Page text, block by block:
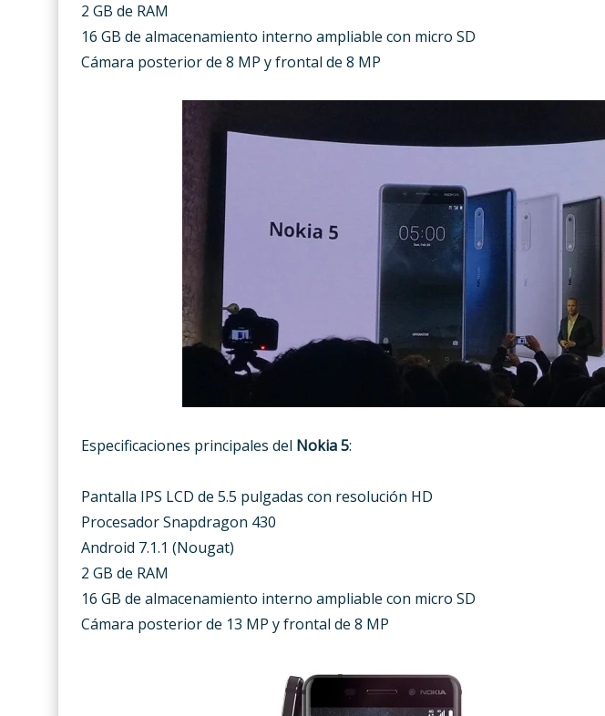
2 GB de RAM
16 GB de almacenamiento interno ampliable con micro SD
Cámara posterior de 8 MP y frontal de 8 MP
Especificaciones principales del Nokia 5:
Pantalla IPS LCD de 5.5 pulgadas con resolución HD
Procesador Snapdragon 430
Android 7.1.1 (Nougat)
2 GB de RAM
16 GB de almacenamiento interno ampliable con micro SD
Cámara posterior de 13 MP y frontal de 8 MP